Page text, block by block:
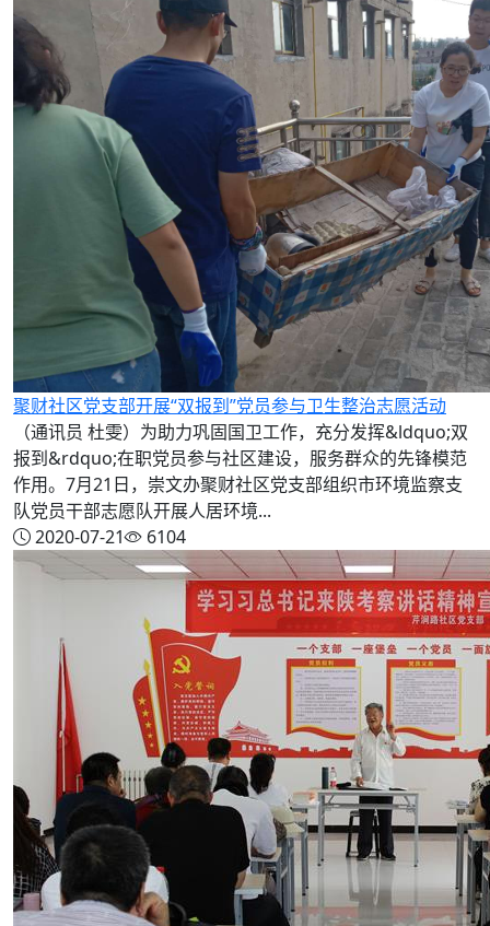
聚财社区党支部开展“双报到”党员参与卫生整治志愿活动
（通讯员 杜雯）为助力巩固国卫工作，充分发挥&ldquo;双
报到&rdquo;在职党员参与社区建设，服务群众的先锋模范
作用。7月21日，崇文办聚财社区党支部组织市环境监察支
队党员干部志愿队开展人居环境...
2020-07-21
6104